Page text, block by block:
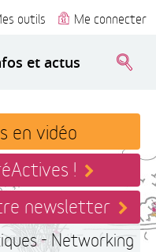
outils Me connecter
et actus
en vidéo
!
newsletter
- Networking